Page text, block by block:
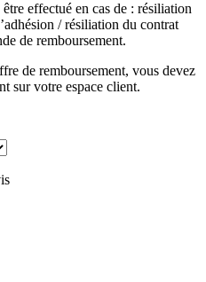
effectué en cas de : résiliation
/ résiliation du contrat
de remboursement.
de remboursement, vous devez
sur votre espace client.